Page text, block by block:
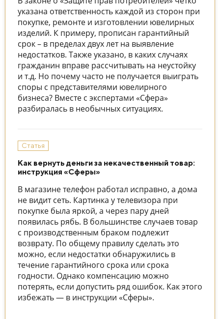
указана ответственность каждой из сторон при
покупке, ремонте и изготовлении ювелирных
изделий. К примеру, прописан гарантийный
срок – в пределах двух лет на выявление
недостатков. Также указано, в каких случаях
гражданин вправе рассчитывать на неустойку
и т.д. Но почему часто не получается выиграть
споры с представителями ювелирного
бизнеса? Вместе с экспертами «Сфера»
разбиралась в необычных ситуациях.
Статья
Как вернуть деньги за некачественный товар:
инструкция «Сферы»
В магазине телефон работал исправно, а дома
не видит сеть. Картинка у телевизора при
покупке была яркой, а через пару дней
появилась рябь. В большинстве случаев товар
с производственным браком подлежит
возврату. По общему правилу сделать это
можно, если недостатки обнаружились в
течение гарантийного срока или срока
годности. Однако компенсацию можно
потерять, если допустить ряд ошибок. Как этого
избежать — в инструкции «Сферы».